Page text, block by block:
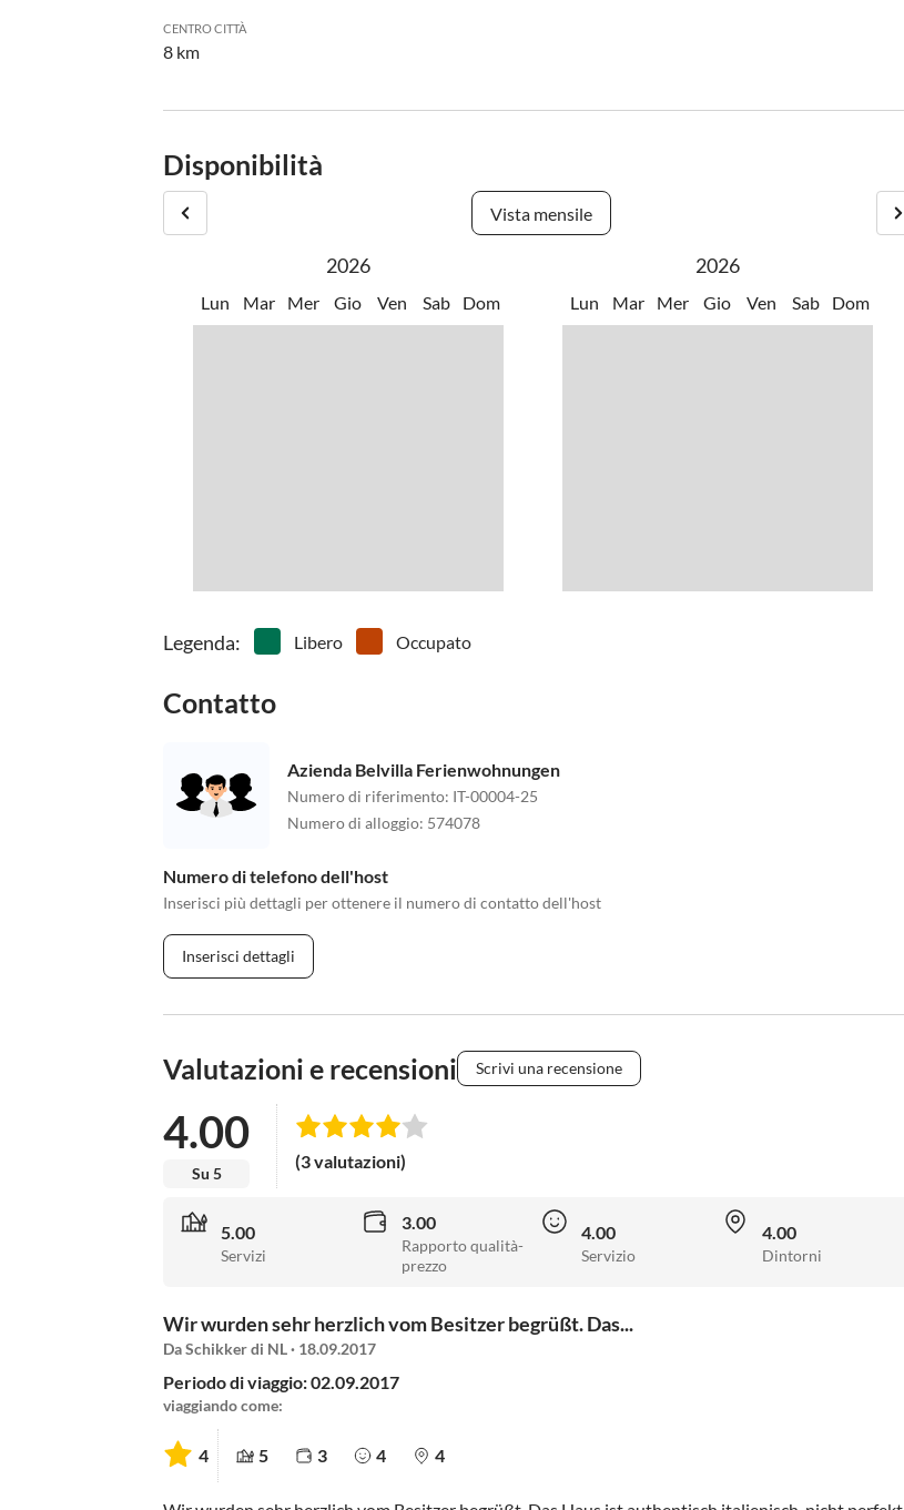
CENTRO CITTÀ
8 km
Disponibilità
Vista mensile
2026
Lun Mar Mer Gio Ven Sab Dom
2026
Lun Mar Mer Gio Ven Sab Dom
Legenda: Libero Occupato
Contatto
Azienda Belvilla Ferienwohnungen
Numero di riferimento: IT-00004-25
Numero di alloggio: 574078
Numero di telefono dell'host
Inserisci più dettagli per ottenere il numero di contatto dell'host
Inserisci dettagli
Valutazioni e recensioni Scrivi una recensione
4.00
Su 5
(3 valutazioni)
5.00
Servizi
3.00
Rapporto qualità-
prezzo
4.00
Servizio
4.00
Dintorni
Wir wurden sehr herzlich vom Besitzer begrüßt. Das...
Da Schikker di NL · 18.09.2017
Periodo di viaggio: 02.09.2017
viaggiando come:
4 5 3 4 4